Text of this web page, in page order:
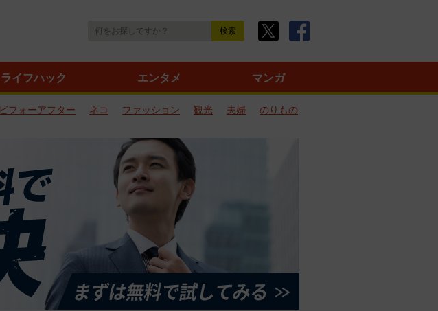
ライフハック エンタメ マンガ
ビフォーアフター ネコ ファッション 観光 夫婦
のりもの